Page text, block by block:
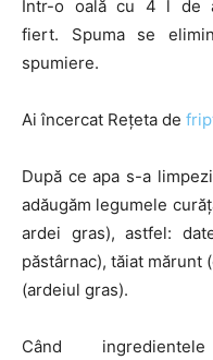
Într-o oală cu 4 l de
fiert. Spuma se
spumiere.
Ai încercat Rețeta de
După ce apa s-a
adăugăm legumele
ardei gras), astfel:
păstârnac), tăiat mărunt
(ardeiul gras).
Când